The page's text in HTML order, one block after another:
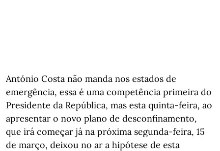
António Costa não manda nos estados de
emergência, essa é uma competência primeira do
Presidente da República, mas esta quinta-feira, ao
apresentar o novo plano de desconfinamento,
que irá começar já na próxima segunda-feira, 15
de março, deixou no ar a hipótese de esta